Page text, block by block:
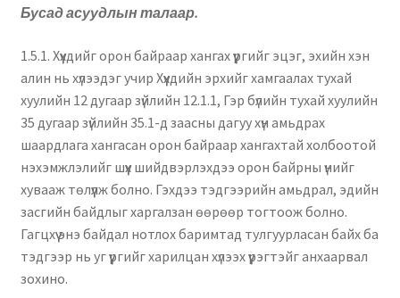
Бусад асуудлын талаар.
1.5.1. Хүүхдийг орон байраар хангах үүргийг эцэг, эхийн хэн
алин нь хүлээдэг учир Хүүхдийн эрхийг хамгаалах тухай
хуулийн 12 дугаар зүйлийн 12.1.1, Гэр бүлийн тухай хуулийн
35 дугаар зүйлийн 35.1-д заасны дагуу хүн амьдрах
шаардлага хангасан орон байраар хангахтай холбоотой
нэхэмжлэлийг шүүх шийдвэрлэхдээ орон байрны үнийг
хувааж төлүүлж болно. Гэхдээ тэдгээрийн амьдрал, эдийн
засгийн байдлыг харгалзан өөрөөр тогтоож болно.
Гагцхүү энэ байдал нотлох баримтад тулгуурласан байх ба
тэдгээр нь уг үүргийг харилцан хүлээх үүрэгтэйг анхаарвал
зохино.